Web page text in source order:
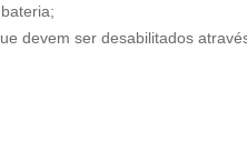
devem ser desabilitados